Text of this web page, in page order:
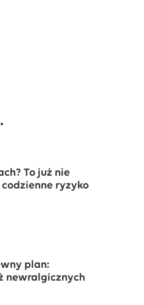
To już nie
ryzyko
plan:
newralgicznych